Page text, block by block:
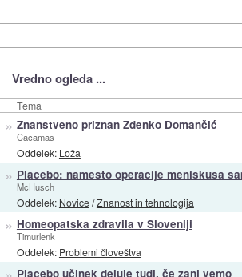
Vredno ogleda ...
Tema
» Znanstveno priznan Zdenko Domančić
Cacamas
Oddelek: Loža
» Placebo: namesto operacije meniskusa
McHusch
Oddelek: Novice/Znanost in tehnologija
» Homeopatska zdravila v Sloveniji
Timurlenk
Oddelek: Problemi človeštva
Placebo učinek deluje tudi, če zanj vemo